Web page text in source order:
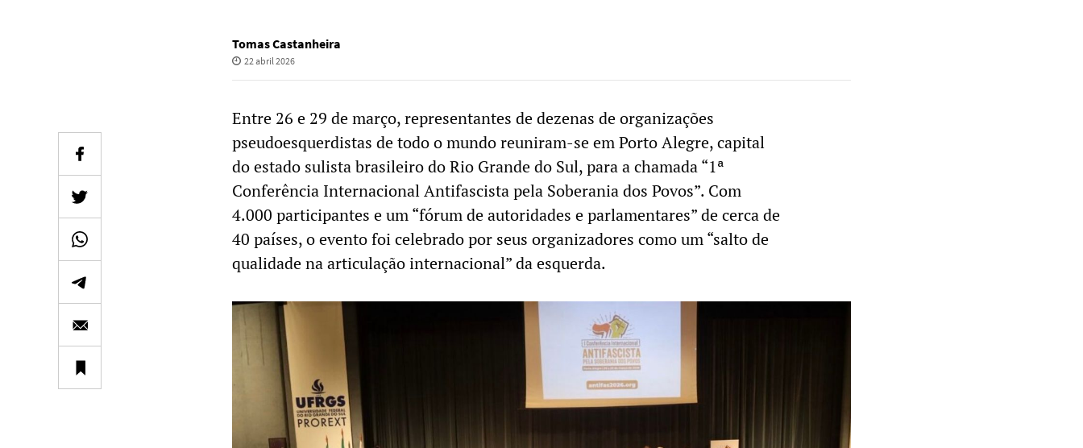
Tomas Castanheira
22 abril 2026
Entre 26 e 29 de março, representantes de dezenas de organizações
pseudoesquerdistas de todo o mundo reuniram-se em Porto Alegre, capital
do estado sulista brasileiro do Rio Grande do Sul, para a chamada “1ª
Conferência Internacional Antifascista pela Soberania dos Povos”. Com
4.000 participantes e um “fórum de autoridades e parlamentares” de cerca de
40 países, o evento foi celebrado por seus organizadores como um “salto de
qualidade na articulação internacional” da esquerda.